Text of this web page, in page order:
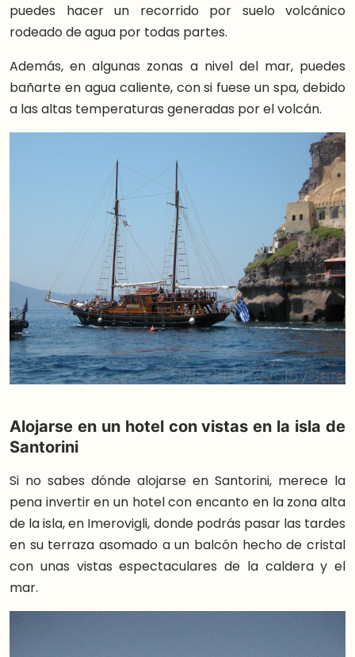
puedes hacer un recorrido por suelo volcánico
rodeado de agua por todas partes.
Además, en algunas zonas a nivel del mar, puedes
bañarte en agua caliente, con si fuese un spa, debido
a las altas temperaturas generadas por el volcán.
Alojarse en un hotel con vistas en la isla de
Santorini
Si no sabes dónde alojarse en Santorini, merece la
pena invertir en un hotel con encanto en la zona alta
de la isla, en Imerovigli, donde podrás pasar las tardes
en su terraza asomado a un balcón hecho de cristal
con unas vistas espectaculares de la caldera y el
mar.